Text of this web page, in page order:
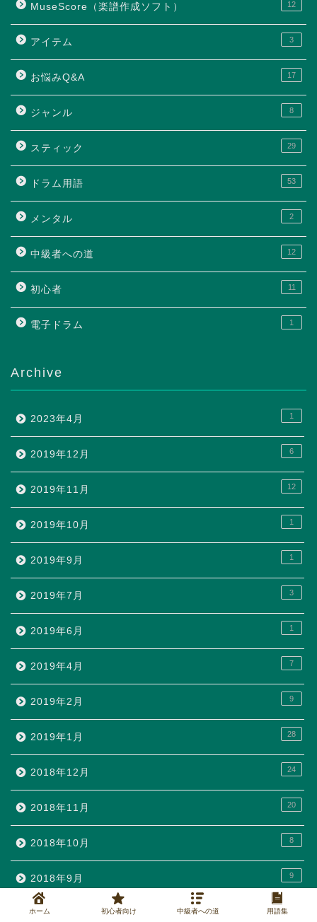
MuseScore（楽譜作成ソフト） 12
アイテム 3
お悩みQ&A 17
ジャンル 8
スティック 29
ドラム用語 53
メンタル 2
中級者への道 12
初心者 11
電子ドラム 1
Archive
2023年4月 1
2019年12月 6
2019年11月 12
2019年10月 1
2019年9月 1
2019年7月 3
2019年6月 1
2019年4月 7
2019年2月 9
2019年1月 28
2018年12月 24
2018年11月 20
2018年10月 8
2018年9月 9
2018年8月 18
ホーム 初心者向け 中級者への道 用語集